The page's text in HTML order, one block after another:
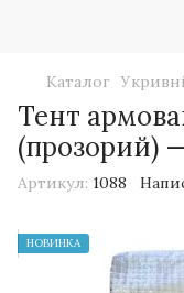
Каталог
Тент
(прозорий) —
Артикул: 1088
НОВИНКА